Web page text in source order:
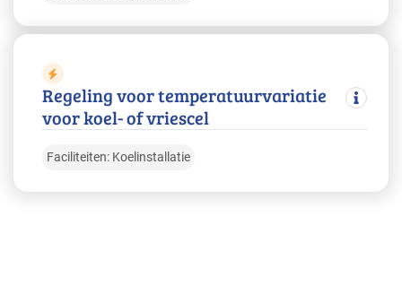
Regeling voor temperatuurvariatie
voor koel- of vriescel
Faciliteiten: Koelinstallatie